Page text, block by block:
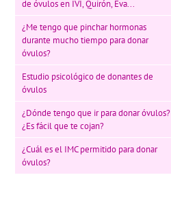
de óvulos en IVI, Quirón, Eva...
¿Me tengo que pinchar hormonas
durante mucho tiempo para donar
óvulos?
Estudio psicológico de donantes de
óvulos
¿Dónde tengo que ir para donar óvulos?
¿Es fácil que te cojan?
¿Cuál es el IMC permitido para donar
óvulos?